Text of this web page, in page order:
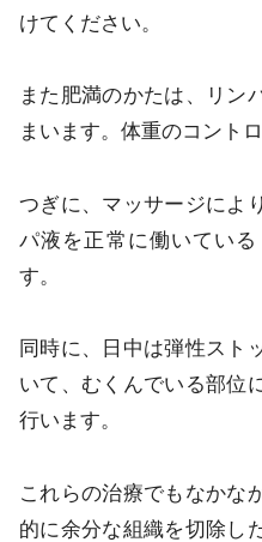
けてください。
また肥満のかたは、リン
まいます。体重のコント
つぎに、マッサージによ
パ液を正常に働いてい
す。
同時に、日中は弾性スト
いて、むくんでいる部位
行います。
これらの治療でもなかな
的に余分な組織を切除し